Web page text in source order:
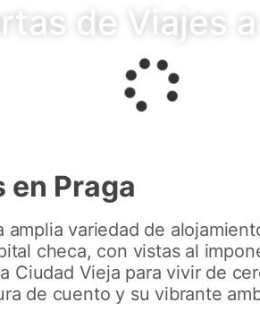
de Viajes
en Praga
variedad de
checa, con vistas al
Ciudad Vieja para vivir de
de cuento y su vibrante